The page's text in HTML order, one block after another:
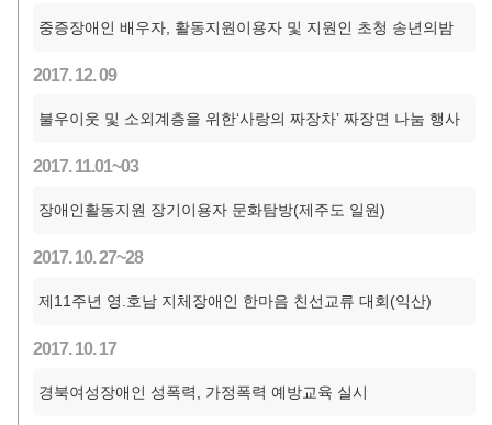
중증장애인 배우자, 활동지원이용자 및 지원인 초청 송년의밤
2017. 12. 09
불우이웃 및 소외계층을 위한‘사랑의 짜장차’ 짜장면 나눔 행사
2017. 11.01~03
장애인활동지원 장기이용자 문화탐방(제주도 일원)
2017. 10. 27~28
제11주년 영.호남 지체장애인 한마음 친선교류 대회(익산)
2017. 10. 17
경북여성장애인 성폭력, 가정폭력 예방교육 실시